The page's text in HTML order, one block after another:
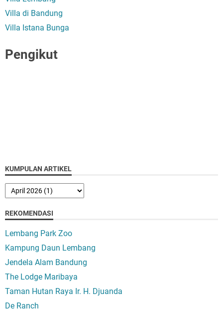
Villa di Bandung
Villa Istana Bunga
Pengikut
KUMPULAN ARTIKEL
REKOMENDASI
Lembang Park Zoo
Kampung Daun Lembang
Jendela Alam Bandung
The Lodge Maribaya
Taman Hutan Raya Ir. H. Djuanda
De Ranch